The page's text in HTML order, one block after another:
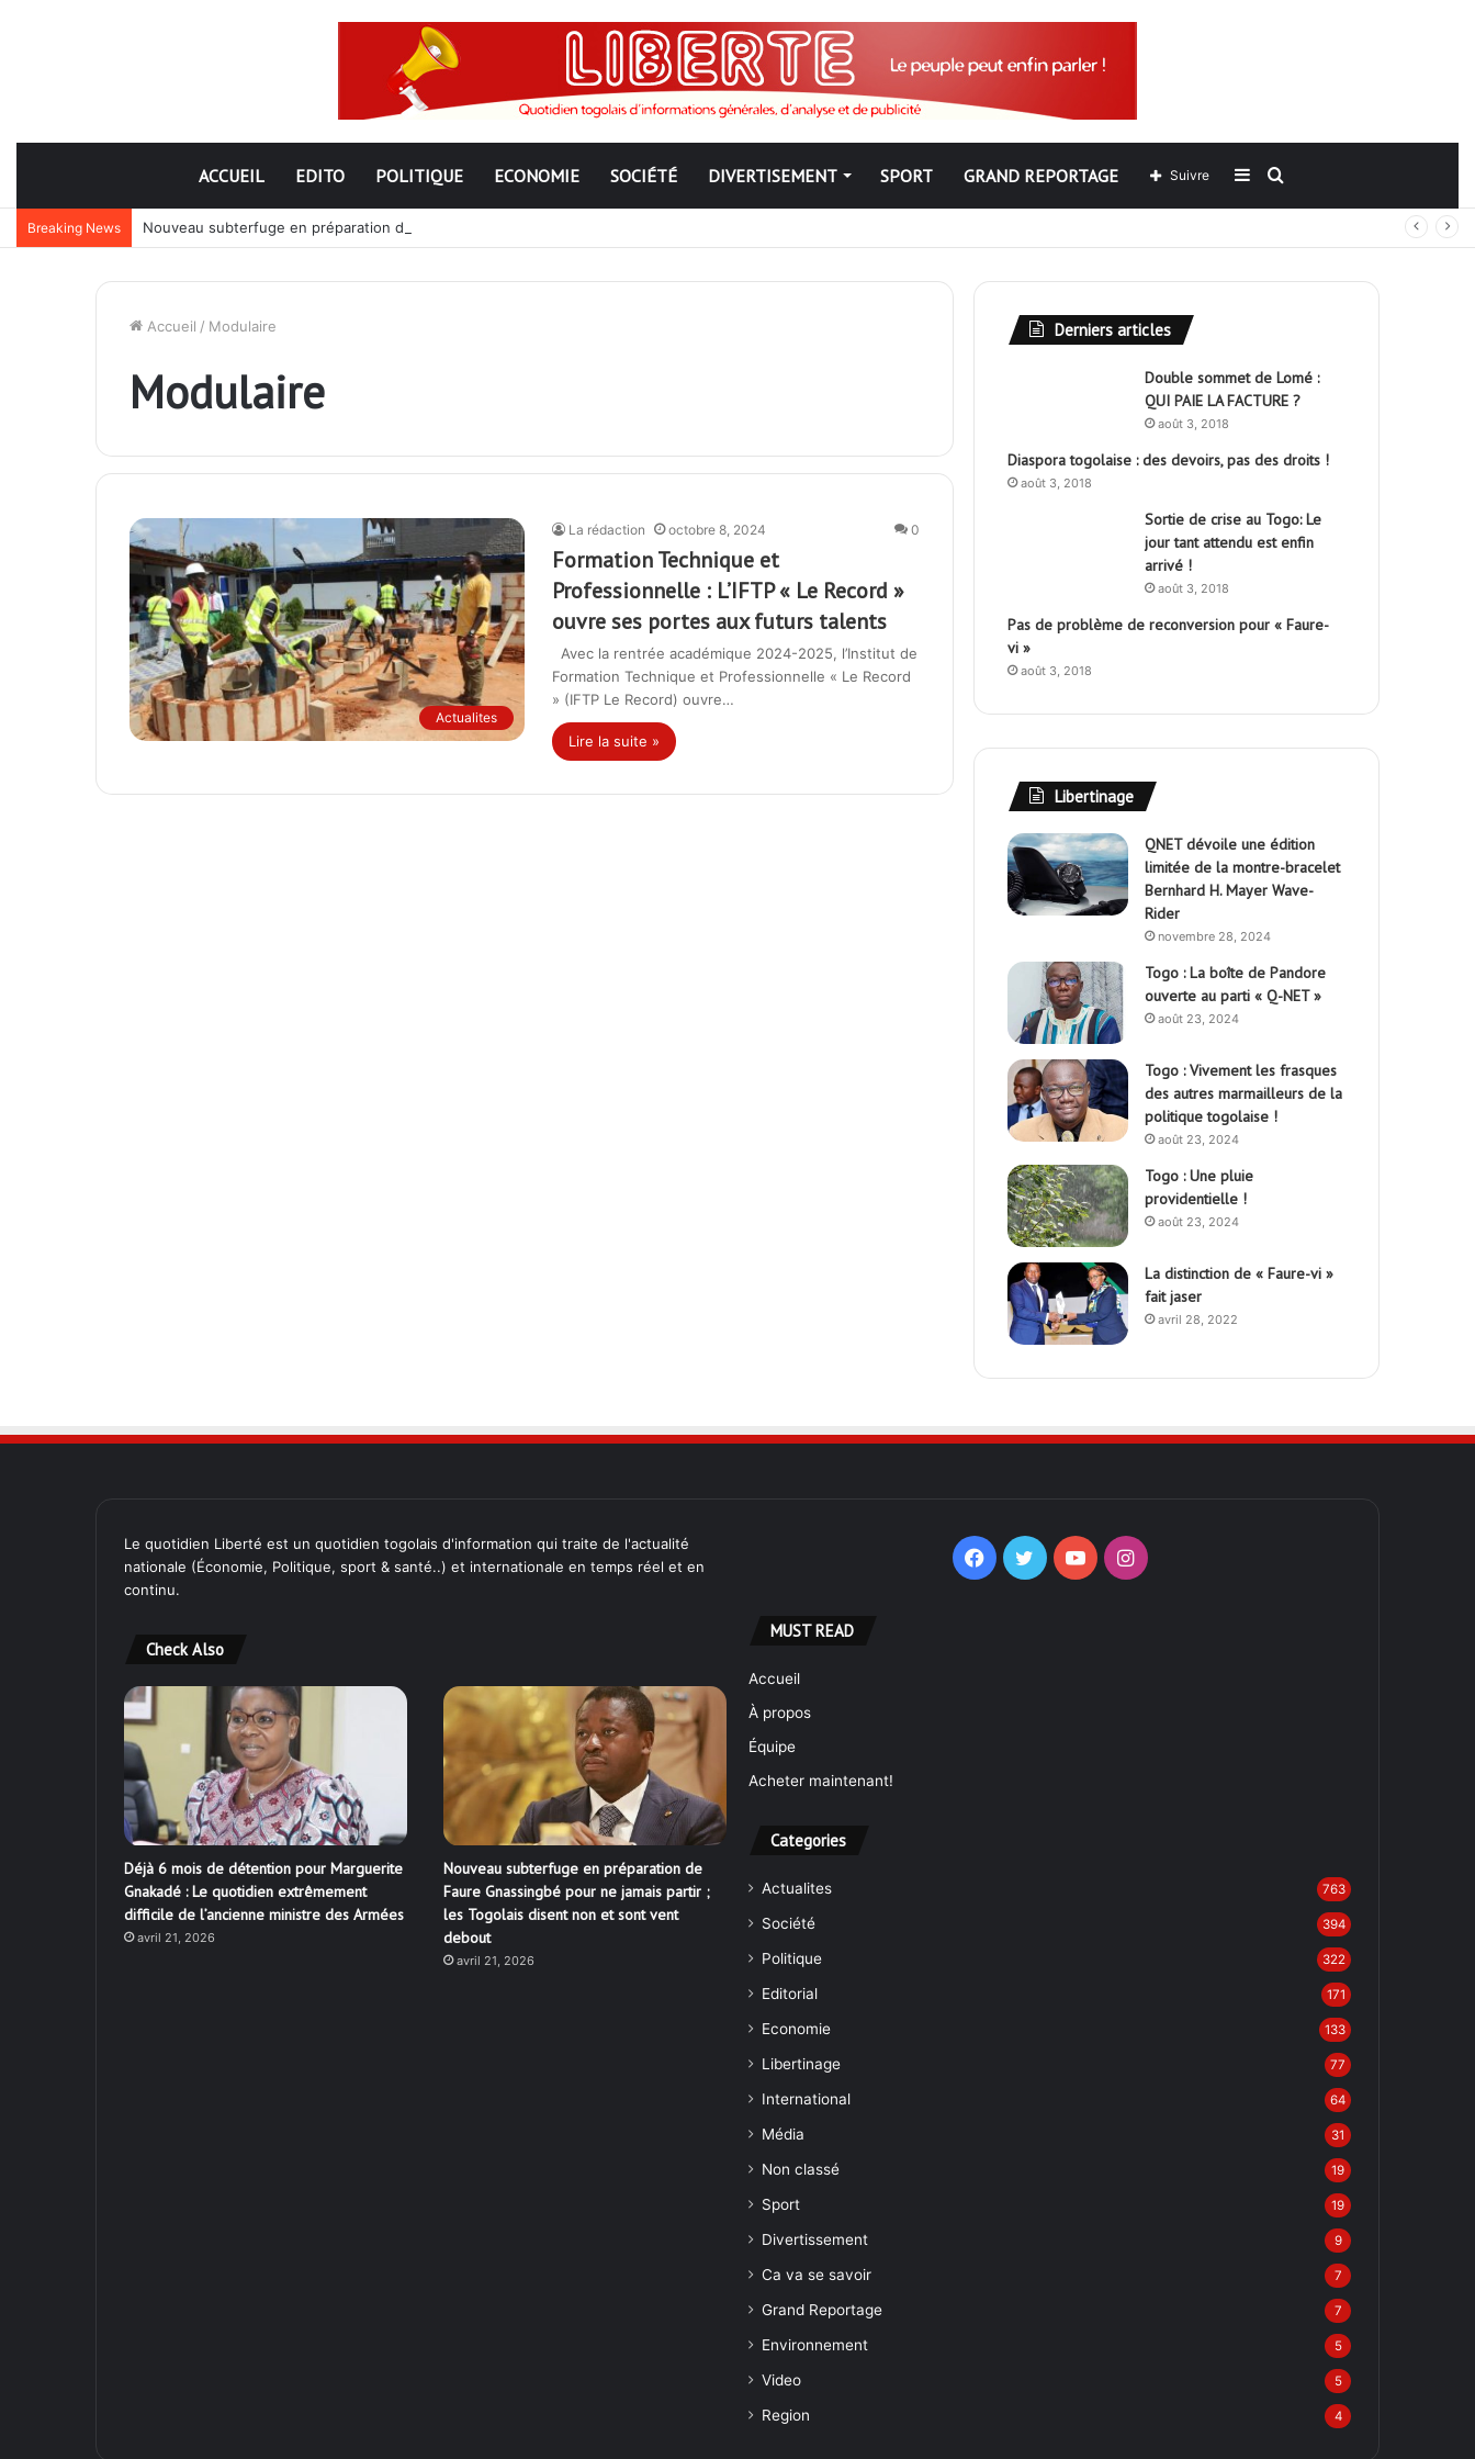
ACCUEIL EDITO POLITIQUE ECONOMIE SOCIÉTÉ DIVERTISEMENT SPORT GRAND REPORTAGE Rechercher
Sidebar
(barre
Suivre
Breaking News Nouveau subterfuge en préparation de Faure Gnassingbé pour ne jamais partir ; les Togolais disent non et sont vent debout
Accueil / Modulaire
Modulaire
Actualites
La rédaction octobre 8, 2024 0
Formation Technique et
Professionnelle : L’IFTP « Le Record »
ouvre ses portes aux futurs talents
Avec la rentrée académique 2024-2025, l’Institut de
Formation Technique et Professionnelle « Le Record
» (IFTP Le Record) ouvre…
Lire la suite »
Derniers articles
Double sommet de Lomé :
QUI PAIE LA FACTURE ?
août 3, 2018
Diaspora togolaise : des devoirs, pas des droits !
août 3, 2018
Sortie de crise au Togo: Le
jour tant attendu est enfin
arrivé !
août 3, 2018
Pas de problème de reconversion pour « Faure-
vi »
août 3, 2018
Libertinage
QNET dévoile une édition
limitée de la montre-bracelet
Bernhard H. Mayer Wave-
Rider
novembre 28, 2024
Togo : La boîte de Pandore
ouverte au parti « Q-NET »
août 23, 2024
Togo : Vivement les frasques
des autres marmailleurs de la
politique togolaise !
août 23, 2024
Togo : Une pluie
providentielle !
août 23, 2024
La distinction de « Faure-vi »
fait jaser
avril 28, 2022
Le quotidien Liberté est un quotidien togolais d'information qui traite de l'actualité
nationale (Économie, Politique, sport & santé..) et internationale en temps réel et en
continu.
Check Also
Déjà 6 mois de détention pour Marguerite
Gnakadé : Le quotidien extrêmement
difficile de l’ancienne ministre des Armées
avril 21, 2026
Nouveau subterfuge en préparation de
Faure Gnassingbé pour ne jamais partir ;
les Togolais disent non et sont vent
debout
avril 21, 2026
Facebook
TwitterYouTubeInstagram
MUST READ
Accueil
À propos
Équipe
Acheter maintenant!
Categories
Actualites 763
Société 394
Politique 322
Editorial 171
Economie 133
Libertinage 77
International 64
Média 31
Non classé 19
Sport 19
Divertissement 9
Ca va se savoir 7
Grand Reportage 7
Environnement 5
Video 5
Region 4